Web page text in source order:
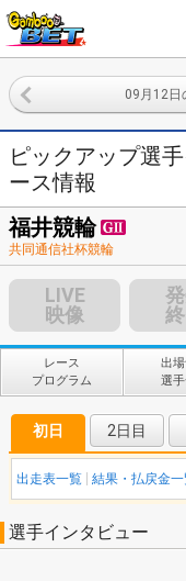
09月12日
ピックアップ選
ース情報
福井競輪
共同通信社杯競輪
LIVE
映像
レース
プログラム
出
選
初日
出走表一覧 結果・払戻金
2日目
選手インタビュー